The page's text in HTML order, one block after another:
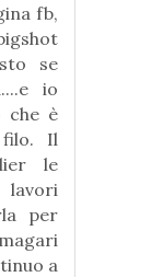
fb,
se
io
che è
Il
le
per
a